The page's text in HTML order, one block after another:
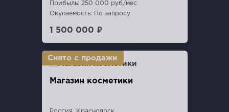
Прибыль: 250 000 руб/мес
Окупаемость: По запросу
1 500 000 ₽
Магазин косметики